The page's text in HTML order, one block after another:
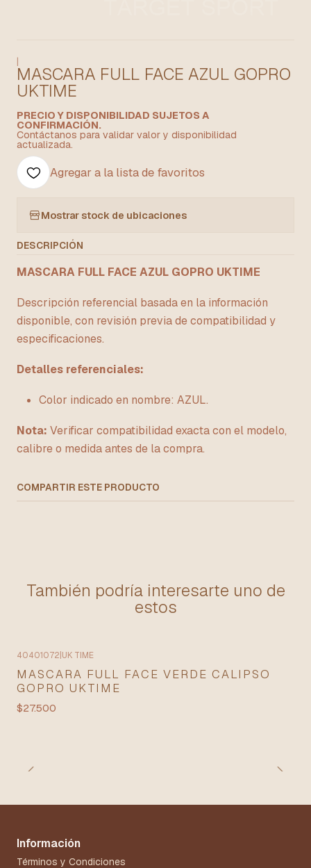
|
MASCARA FULL FACE AZUL GOPRO
UKTIME
PRECIO Y DISPONIBILIDAD SUJETOS A
CONFIRMACIÓN.
Contáctanos para validar valor y disponibilidad
actualizada.
Agregar a la lista de favoritos
Mostrar stock de ubicaciones
DESCRIPCIÓN
MASCARA FULL FACE AZUL GOPRO UKTIME
Descripción referencial basada en la información
disponible, con revisión previa de compatibilidad y
especificaciones.
Detalles referenciales:
Color indicado en nombre: AZUL.
Nota: Verificar compatibilidad exacta con el modelo,
calibre o medida antes de la compra.
COMPARTIR ESTE PRODUCTO
También podría interesarte uno de
estos
40401072 UK TIME
MASCARA FULL FACE VERDE CALIPSO
GOPRO UKTIME
$27.500
Información
Términos y Condiciones